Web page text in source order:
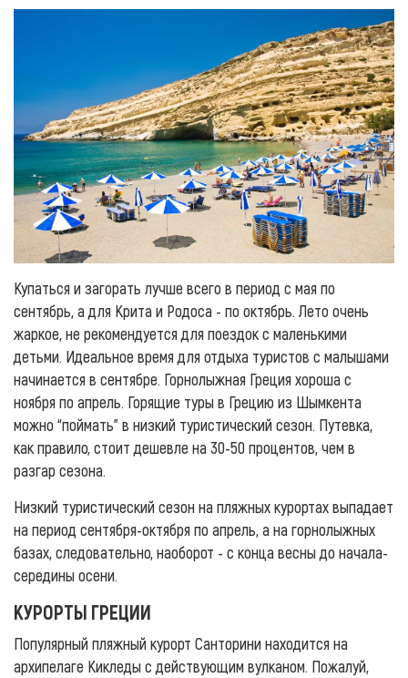
Купаться и загорать лучше всего в период с мая по
сентябрь, а для Крита и Родоса - по октябрь. Лето очень
жаркое, не рекомендуется для поездок с маленькими
детьми. Идеальное время для отдыха туристов с малышами
начинается в сентябре. Горнолыжная Греция хороша с
ноября по апрель. Горящие туры в Грецию из Шымкента
можно “поймать” в низкий туристический сезон. Путевка,
как правило, стоит дешевле на 30-50 процентов, чем в
разгар сезона.
Низкий туристический сезон на пляжных курортах выпадает
на период сентября-октября по апрель, а на горнолыжных
базах, следовательно, наоборот - с конца весны до начала-
середины осени.
КУРОРТЫ ГРЕЦИИ
Популярный пляжный курорт Санторини находится на
архипелаге Кикледы с действующим вулканом. Пожалуй,